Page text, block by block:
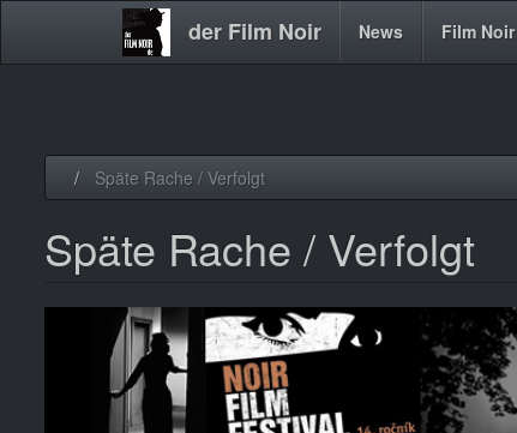
der Film Noir
Main News Film Noir
Späte Rache / Verfolgt
Späte Rache / Verfolgt